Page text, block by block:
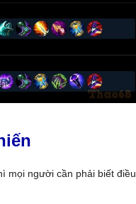
mọi người cần phải biết điều